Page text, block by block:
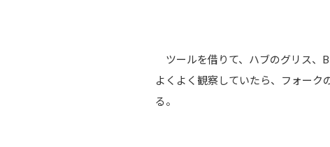
ツールを借りて、ハブのグリス、
よくよく観察していたら、フォーク
る。